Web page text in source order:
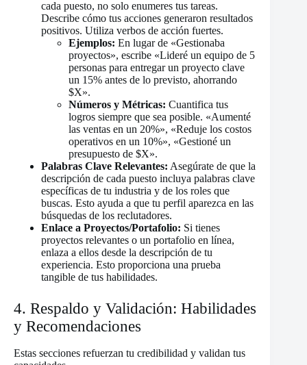
cada puesto, no solo enumeres tus tareas.
Describe cómo tus acciones generaron resultados
positivos. Utiliza verbos de acción fuertes.
Ejemplos: En lugar de «Gestionaba
proyectos», escribe «Lideré un equipo de 5
personas para entregar un proyecto clave
un 15% antes de lo previsto, ahorrando
$X».
Números y Métricas: Cuantifica tus
logros siempre que sea posible. «Aumenté
las ventas en un 20%», «Reduje los costos
operativos en un 10%», «Gestioné un
presupuesto de $X».
Palabras Clave Relevantes: Asegúrate de que la
descripción de cada puesto incluya palabras clave
específicas de tu industria y de los roles que
buscas. Esto ayuda a que tu perfil aparezca en las
búsquedas de los reclutadores.
Enlace a Proyectos/Portafolio: Si tienes
proyectos relevantes o un portafolio en línea,
enlaza a ellos desde la descripción de tu
experiencia. Esto proporciona una prueba
tangible de tus habilidades.
4. Respaldo y Validación: Habilidades
y Recomendaciones
Estas secciones refuerzan tu credibilidad y validan tus